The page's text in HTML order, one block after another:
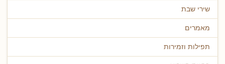
שירי שבת
מאמרים
תפילות וזמירות